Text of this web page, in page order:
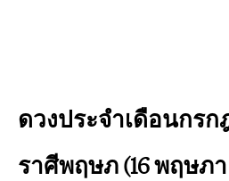
ดวงประจำเดือนกรก
ราศีพฤษภ (16 พฤษภา